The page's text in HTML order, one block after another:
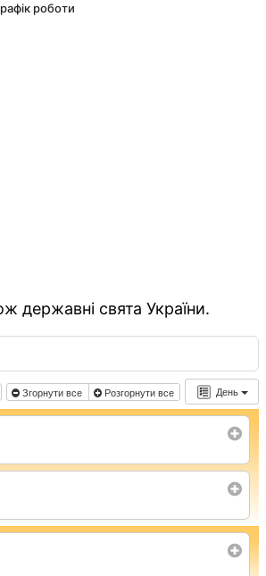
роботи
державні свята України.
День
Згорнути все Розгорнути все